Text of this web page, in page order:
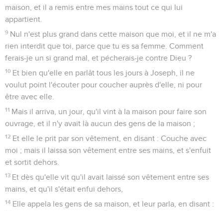
maison, et il a remis entre mes mains tout ce qui lui
appartient.
9 Nul n'est plus grand dans cette maison que moi, et il ne m'a
rien interdit que toi, parce que tu es sa femme. Comment
ferais-je un si grand mal, et pécherais-je contre Dieu ?
10 Et bien qu'elle en parlât tous les jours à Joseph, il ne
voulut point l'écouter pour coucher auprès d'elle, ni pour
être avec elle.
11 Mais il arriva, un jour, qu'il vint à la maison pour faire son
ouvrage, et il n'y avait là aucun des gens de la maison ;
12 Et elle le prit par son vêtement, en disant : Couche avec
moi ; mais il laissa son vêtement entre ses mains, et s'enfuit
et sortit dehors.
13 Et dès qu'elle vit qu'il avait laissé son vêtement entre ses
mains, et qu'il s'était enfui dehors,
14 Elle appela les gens de sa maison, et leur parla, en disant :